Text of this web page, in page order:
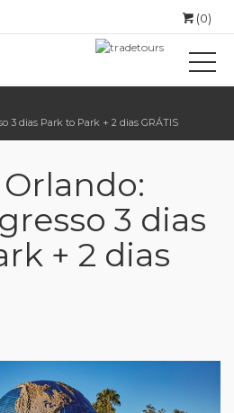
(0)
3 dias Park to Park + 2 dias GRÁTIS
3 dias
+ 2 dias